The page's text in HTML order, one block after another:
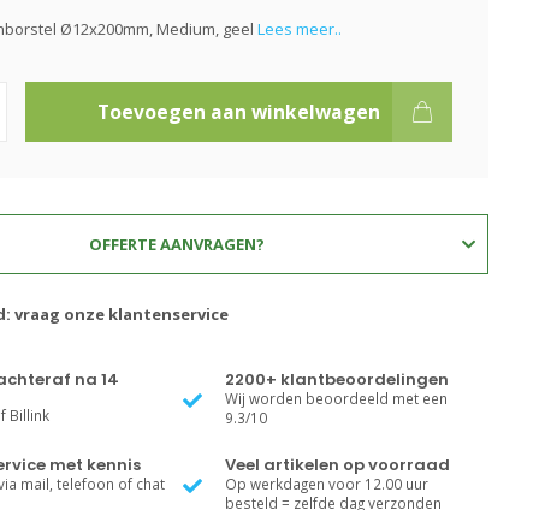
Ø12x200mm, Medium, geel Lees meer..
Toevoegen aan winkelwagen
OFFERTE AANVRAGEN?
vraag onze klantenservice
na 14
Billink
2200+ klantbeoordelingen
Wij worden beoordeeld met een
9.3/10
met kennis
mail, telefoon of chat
Veel artikelen op voorraad
Op werkdagen voor 12.00 uur
besteld = zelfde dag verzonden